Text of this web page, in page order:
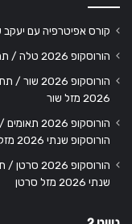
קורס אפיטרפיה עם יעקב
הורוסקופ 2026 טלה / תחזית אסטרולוגיה שנתית מזל טלה
הורוסקופ
2026 מזל שור
הורוסקופ
הורוסקופ שנתי 2026 מזל תאומים
הורוסקופ
שנתי 2026 מזל סרטן